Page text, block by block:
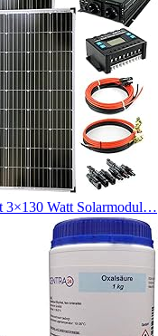
3×130 Watt Solarmodul…